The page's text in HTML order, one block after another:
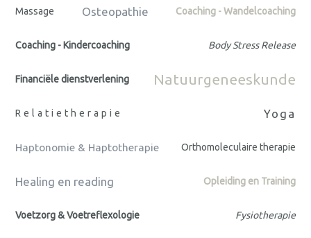
Massage Osteopathie Coaching - Wandelcoaching
Coaching - Kindercoaching Body Stress Release
Financiële dienstverlening Natuurgeneeskunde
Relatietherapie Yoga
Haptonomie & Haptotherapie Orthomoleculaire therapie
Healing en reading Opleiding en Training
Voetzorg & Voetreflexologie Fysiotherapie